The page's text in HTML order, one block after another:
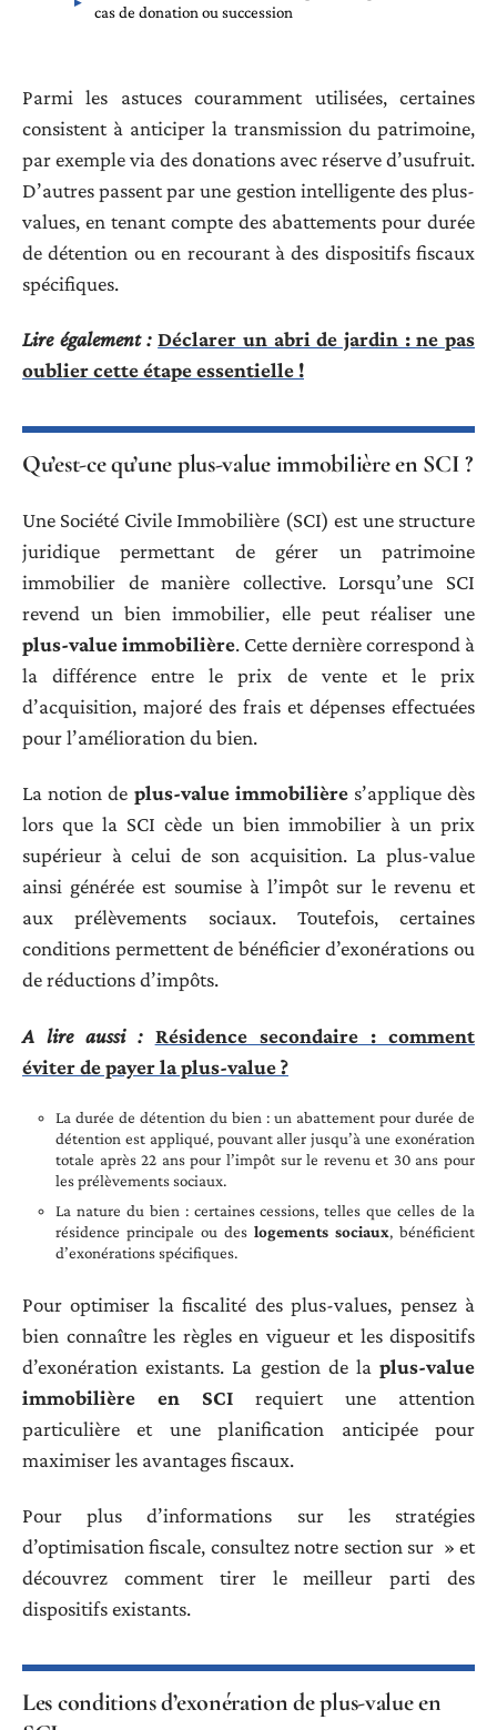
cas de donation ou succession
Parmi les astuces couramment utilisées, certaines
consistent à anticiper la transmission du patrimoine,
par exemple via des donations avec réserve d’usufruit.
D’autres passent par une gestion intelligente des plus-
values, en tenant compte des abattements pour durée
de détention ou en recourant à des dispositifs fiscaux
spécifiques.
Lire également : Déclarer un abri de jardin : ne pas
oublier cette étape essentielle !
Qu’est-ce qu’une plus-value immobilière en SCI ?
Une Société Civile Immobilière (SCI) est une structure
juridique permettant de gérer un patrimoine
immobilier de manière collective. Lorsqu’une SCI
revend un bien immobilier, elle peut réaliser une
plus-value immobilière. Cette dernière correspond à
la différence entre le prix de vente et le prix
d’acquisition, majoré des frais et dépenses effectuées
pour l’amélioration du bien.
La notion de plus-value immobilières’applique dès
lors que la SCI cède un bien immobilier à un prix
supérieur à celui de son acquisition. La plus-value
ainsi générée est soumise à l’impôt sur le revenu et
aux prélèvements sociaux. Toutefois, certaines
conditions permettent de bénéficier d’exonérations ou
de réductions d’impôts.
A lire aussi : Résidence secondaire : comment
éviter de payer la plus-value ?
La durée de détention du bien : un abattement pour durée de
détention est appliqué, pouvant aller jusqu’à une exonération
totale après 22 ans pour l’impôt sur le revenu et 30 ans pour
les prélèvements sociaux.
La nature du bien : certaines cessions, telles que celles de la
résidence principale ou des logements sociaux, bénéficient
d’exonérations spécifiques.
Pour optimiser la fiscalité des plus-values, pensez à
bien connaître les règles en vigueur et les dispositifs
d’exonération existants. La gestion de la plus-value
immobilière en SCI requiert une attention
particulière et une planification anticipée pour
maximiser les avantages fiscaux.
Pour plus d’informations sur les stratégies
d’optimisation fiscale, consultez notre section sur » et
découvrez comment tirer le meilleur parti des
dispositifs existants.
Les conditions d’exonération de plus-value en